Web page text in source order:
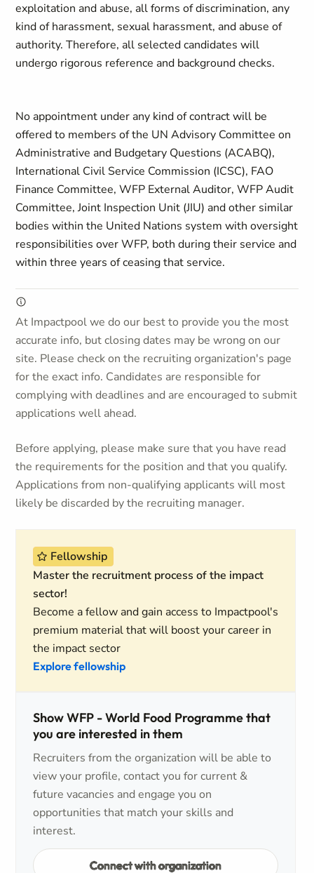
exploitation and abuse, all forms of discrimination, any
kind of harassment, sexual harassment, and abuse of
authority. Therefore, all selected candidates will
undergo rigorous reference and background checks.
No appointment under any kind of contract will be
offered to members of the UN Advisory Committee on
Administrative and Budgetary Questions (ACABQ),
International Civil Service Commission (ICSC), FAO
Finance Committee, WFP External Auditor, WFP Audit
Committee, Joint Inspection Unit (JIU) and other similar
bodies within the United Nations system with oversight
responsibilities over WFP, both during their service and
within three years of ceasing that service.
At Impactpool we do our best to provide you the most
accurate info, but closing dates may be wrong on our
site. Please check on the recruiting organization's page
for the exact info. Candidates are responsible for
complying with deadlines and are encouraged to submit
applications well ahead.
Before applying, please make sure that you have read
the requirements for the position and that you qualify.
Applications from non-qualifying applicants will most
likely be discarded by the recruiting manager.
Fellowship
Master the recruitment process of the impact
sector!
Become a fellow and gain access to Impactpool's
premium material that will boost your career in
the impact sector
Explore fellowship
Show WFP - World Food Programme that
you are interested in them
Recruiters from the organization will be able to
view your profile, contact you for current &
future vacancies and engage you on
opportunities that match your skills and
interest.
Connect with organization